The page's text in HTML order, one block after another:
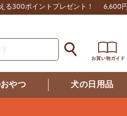
る300ポイントプレゼント！ 6,600
やつ 犬の日用品